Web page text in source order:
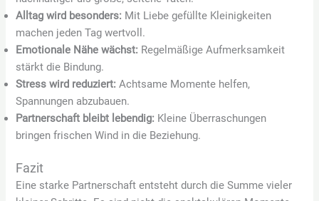
Alltag wird besonders: Mit Liebe gefüllte Kleinigkeiten
machen jeden Tag wertvoll.
Emotionale Nähe wächst: Regelmäßige Aufmerksamkeit
stärkt die Bindung.
Stress wird reduziert: Achtsame Momente helfen,
Spannungen abzubauen.
Partnerschaft bleibt lebendig: Kleine Überraschungen
bringen frischen Wind in die Beziehung.
Fazit
Eine starke Partnerschaft entsteht durch die Summe vieler